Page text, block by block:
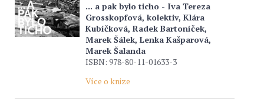
... a pak bylo ticho - Iva Tereza
Grosskopfová, kolektiv, Klára
Kubíčková, Radek Bartoníček,
Marek Šálek, Lenka Kašparová,
Marek Šalanda
ISBN: 978-80-11-01633-3
Více o knize